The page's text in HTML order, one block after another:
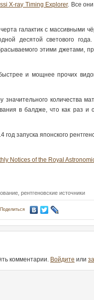
X-ray Timing Explorer. Все
галактик с массивными
десятой светового
этими джетами,
и мощнее прочих
количества
в балдже, что как раз
запуска японского
Notices of the Royal
рентгеновские источники
Поделиться
комментарии. Войдите или